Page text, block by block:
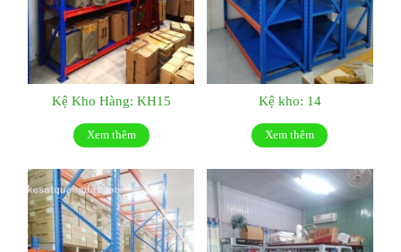
Kệ Kho Hàng: KH15
Xem thêm
Kệ kho: 14
Xem thêm